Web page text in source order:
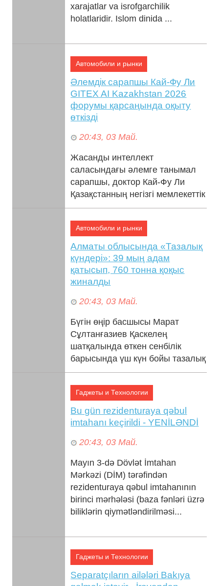
xarajatlar va isrofgarchilik
holatlaridir. Islom dinida ...
Автомобили и рынки
Әлемдік сарапшы Кай-Фу Ли
GITEX AI Kazakhstan 2026
форумы қарсаңында оқыту
өткізді
20:43, 03 Май.
Жасанды интеллект
саласындағы әлемге танымал
сарапшы, доктор Кай-Фу Ли
Қазақстанның негізгі мемлекеттік
органдары мен
квазимемлекеттік сектор
басшыла...
Автомобили и рынки
Алматы облысында «Тазалық
күндері»: 39 мың адам
қатысып, 760 тонна қоқыс
жиналды
20:43, 03 Май.
Бүгін өңір басшысы Марат
Сұлтанғазиев Қаскелең
шатқалында өткен сенбілік
барысында үш күн бойы тазалық
жұмыстарына белсенді қатысқан
азаматтарға алғы...
Гаджеты и Технологии
Bu gün rezidenturaya qəbul
imtahanı keçirildi - YENİLƏNDİ
20:43, 03 Май.
Mayın 3-də Dövlət İmtahan
Mərkəzi (DİM) tərəfindən
rezidenturaya qəbul imtahanının
birinci mərhələsi (baza fənləri üzrə
biliklərin qiymətləndirilməsi...
Гаджеты и Технологии
Separatçıların ailələri Bakıya